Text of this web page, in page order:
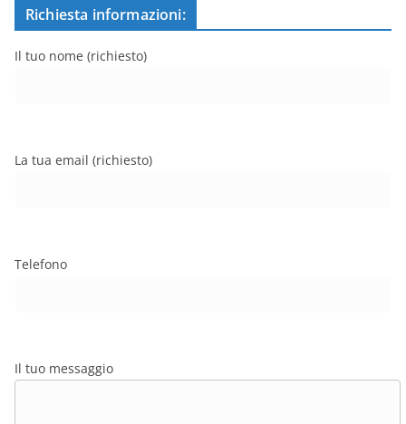
Richiesta informazioni:
Il tuo nome (richiesto)
La tua email (richiesto)
Telefono
Il tuo messaggio